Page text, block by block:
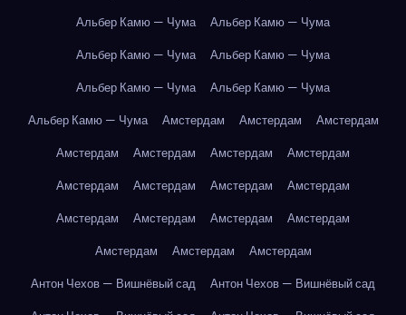
Альбер Камю — Чума
Альбер Камю — Чума
Альбер Камю — Чума
Альбер Камю — Чума
Альбер Камю — Чума
Альбер Камю — Чума
Альбер Камю — Чума
Амстердам Амстердам
Амстердам
Амстердам
Амстердам Амстердам
Амстердам
Амстердам
Амстердам Амстердам
Амстердам
Амстердам
Амстердам Амстердам
Амстердам
Амстердам
Амстердам
Амстердам
Антон Чехов — Вишнёвый сад
Антон Чехов — Вишнёвый сад